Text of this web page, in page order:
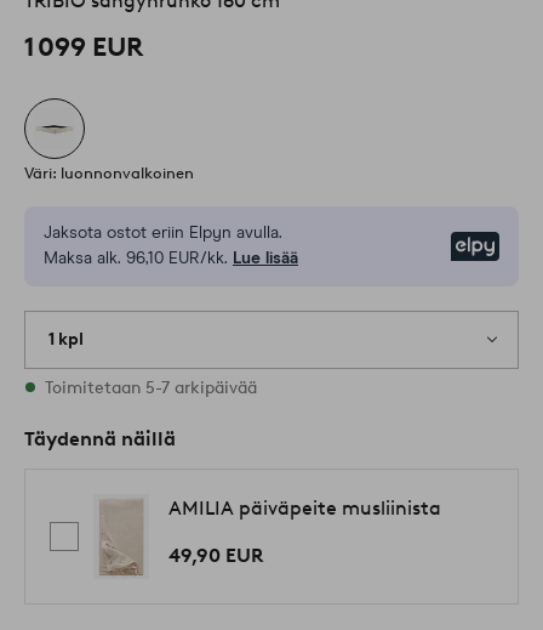
1 099 EUR
Väri: luonnonvalkoinen
Jaksota ostot eriin Elpyn avulla.
Maksa alk. 96,10 EUR/kk. Lue lisää
1 kpl
Varastossa
Toimitetaan 5-7 arkipäivää
Täydennä näillä
AMILIA päiväpeite musliinista
49,90 EUR